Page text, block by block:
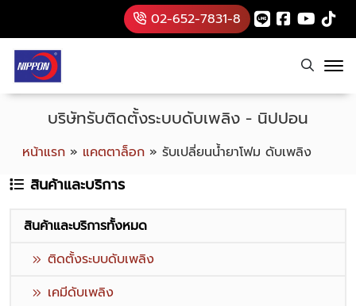
02-652-7831-8
หน้าแรก » แคตตาล็อก » รับเปลี่ยนน้ำยาโฟม ดับเพลิง
บริษัทรับติดตั้งระบบดับเพลิง - นิปปอน
สินค้าและบริการ
สินค้าและบริการทั้งหมด
ติดตั้งระบบดับเพลิง
เคมีดับเพลิง